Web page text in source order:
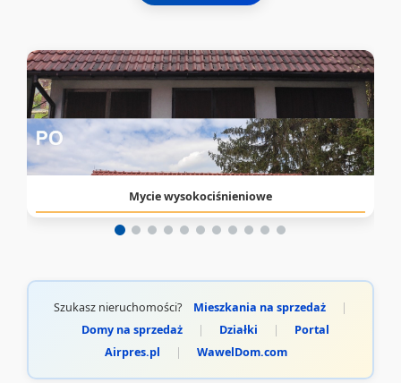
Mycie wysokociśnieniowe
Szukasz nieruchomości? Mieszkania na sprzedaż
|
Domy na sprzedaż
| Działki |
Portal
Airpres.pl
| WawelDom.com